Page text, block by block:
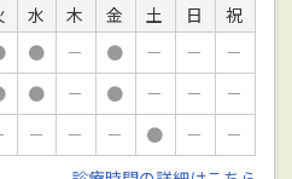
水 木 金 土 日
祝
● － ● － －
－
● － ● － －
－
－ － － ● －
－